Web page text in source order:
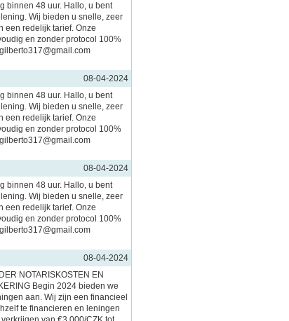
binnen 48 uur. Hallo, u bent
Wij bieden u snelle, zeer
een redelijk tarief. Onze
en zonder protocol 100%
08-04-2024
binnen 48 uur. Hallo, u bent
Wij bieden u snelle, zeer
een redelijk tarief. Onze
en zonder protocol 100%
08-04-2024
binnen 48 uur. Hallo, u bent
Wij bieden u snelle, zeer
een redelijk tarief. Onze
en zonder protocol 100%
08-04-2024
NOTARISKOSTEN EN
Begin 2024 bieden we
aan. Wij zijn een financieel
te financieren en leningen